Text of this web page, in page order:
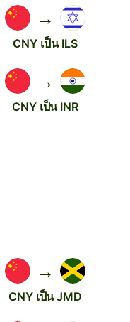
→
CNY เป็น ILS
→
CNY เป็น INR
→
CNY เป็น JMD